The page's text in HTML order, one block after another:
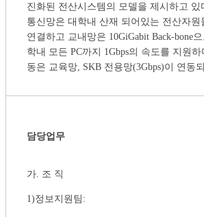
진화된 전산시스템의 모델을 제시하고 있
통신망은 대학내 산재 되어있는 전산자원
연결하고 교내망은 10GiGabit Back-bone
학내 모든 PC까지 1Gbps의 속도를 지원
동은 교육망, SKB 전용망(3Gbps)이 연동
담당업무
가. 조 직
1)정보지원팀: